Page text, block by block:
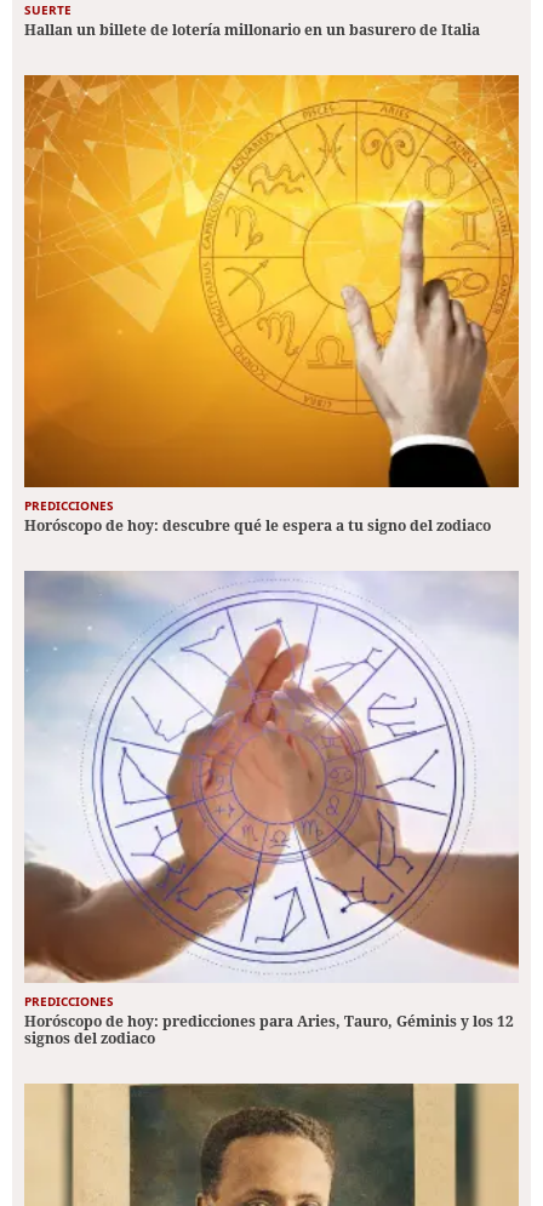
SUERTE
Hallan un billete de lotería millonario en un basurero de Italia
PREDICCIONES
Horóscopo de hoy: descubre qué le espera a tu signo del zodiaco
PREDICCIONES
Horóscopo de hoy: predicciones para Aries, Tauro, Géminis y los 12
signos del zodiaco